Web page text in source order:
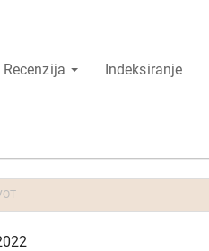
Recenzija Indeksiranje